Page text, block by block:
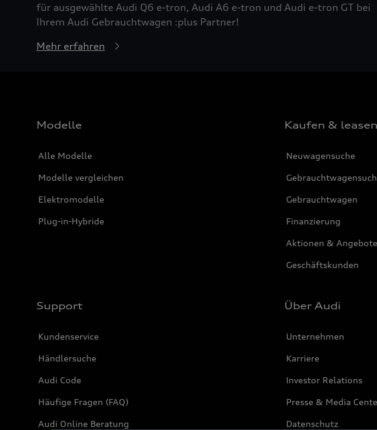
für ausgewählte Audi Q6 e-tron, Audi A6 e-tron und Audi e-tron GT bei
Ihrem Audi Gebrauchtwagen :plus Partner!
Mehr erfahren
Modelle
Alle Modelle
Modelle vergleichen
Elektromodelle
Plug-in-Hybride
Kaufen & leasen
Neuwagensuche
Gebrauchtwagen
Finanzierung
Aktionen & Angebote
Geschäftskunden
Support
Kundenservice
Händlersuche
Audi Code
Häufige Fragen (FAQ)
Audi Online Beratung
Über Audi
Unternehmen
Karriere
Investor Relations
Presse & Media
Datenschutz